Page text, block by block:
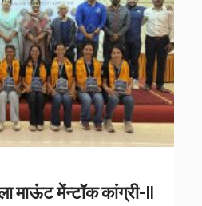
माऊंट मेंन्टॉक कांग्री-II